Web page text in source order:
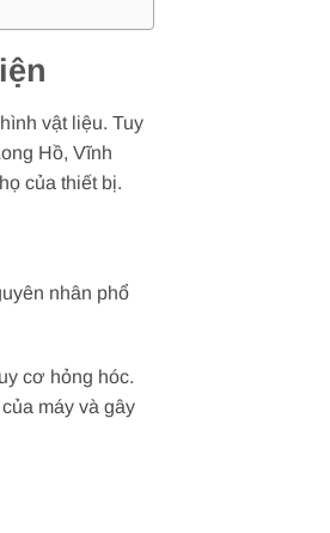
vật liệu. Tuy
Hồ, Vĩnh
của thiết bị.
nhân phổ
cơ hỏng hóc.
máy và gây